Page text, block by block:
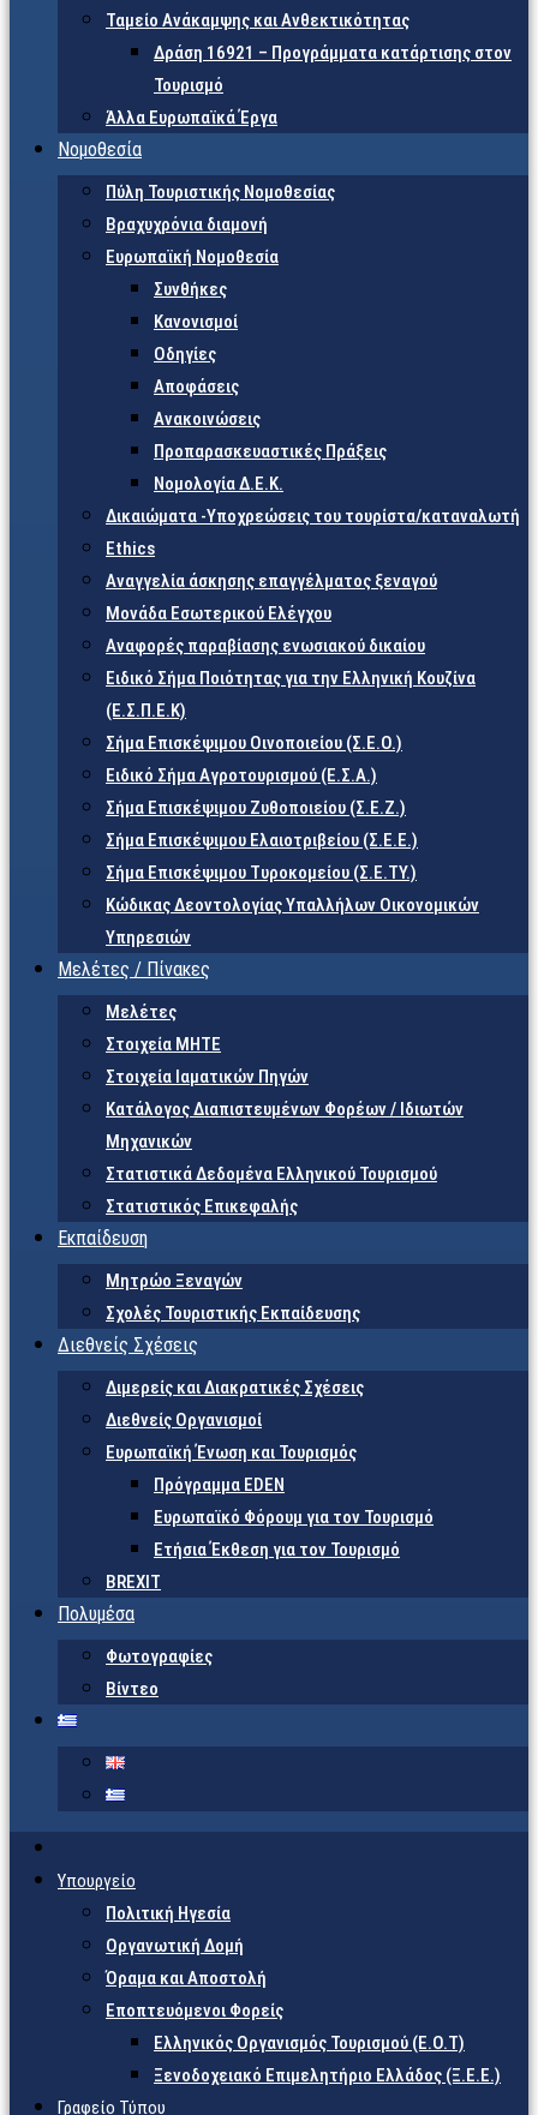
Ταμείο Ανάκαμψης και Ανθεκτικότητας
Δράση 16921 – Προγράμματα κατάρτισης στον
Τουρισμό
Άλλα Ευρωπαϊκά Έργα
Νομοθεσία
Πύλη Τουριστικής Νομοθεσίας
Βραχυχρόνια διαμονή
Ευρωπαϊκή Νομοθεσία
Συνθήκες
Κανονισμοί
Οδηγίες
Αποφάσεις
Ανακοινώσεις
Προπαρασκευαστικές Πράξεις
Νομολογία Δ.Ε.Κ.
Δικαιώματα -Υποχρεώσεις του τουρίστα/καταναλωτή
Ethics
Αναγγελία άσκησης επαγγέλματος ξεναγού
Μονάδα Εσωτερικού Ελέγχου
Αναφορές παραβίασης ενωσιακού δικαίου
Ειδικό Σήμα Ποιότητας για την Ελληνική Κουζίνα
(Ε.Σ.Π.Ε.Κ)
Σήμα Επισκέψιμου Οινοποιείου (Σ.Ε.Ο.)
Ειδικό Σήμα Αγροτουρισμού (Ε.Σ.Α.)
Σήμα Επισκέψιμου Ζυθοποιείου (Σ.Ε.Ζ.)
Σήμα Επισκέψιμου Ελαιοτριβείου (Σ.Ε.Ε.)
Σήμα Επισκέψιμου Τυροκομείου (Σ.Ε.TY.)
Κώδικας Δεοντολογίας Υπαλλήλων Οικονομικών
Υπηρεσιών
Μελέτες / Πίνακες
Μελέτες
Στοιχεία ΜΗΤΕ
Στοιχεία Ιαματικών Πηγών
Κατάλογος Διαπιστευμένων Φορέων / Ιδιωτών
Μηχανικών
Στατιστικά Δεδομένα Ελληνικού Τουρισμού
Στατιστικός Επικεφαλής
Εκπαίδευση
Μητρώο Ξεναγών
Σχολές Τουριστικής Εκπαίδευσης
Διεθνείς Σχέσεις
Διμερείς και Διακρατικές Σχέσεις
Διεθνείς Οργανισμοί
Ευρωπαϊκή Ένωση και Τουρισμός
Πρόγραμμα EDEN
Ευρωπαϊκό Φόρουμ για τον Τουρισμό
Ετήσια Έκθεση για τον Τουρισμό
BREXIT
Πολυμέσα
Φωτογραφίες
Βίντεο
Υπουργείο
Πολιτική Ηγεσία
Οργανωτική Δομή
Όραμα και Αποστολή
Εποπτευόμενοι Φορείς
Eλληνικός Οργανισμός Τουρισμού (Ε.Ο.Τ)
Ξενοδοχειακό Επιμελητήριο Ελλάδος (Ξ.Ε.Ε.)
Γραφείο Τύπου